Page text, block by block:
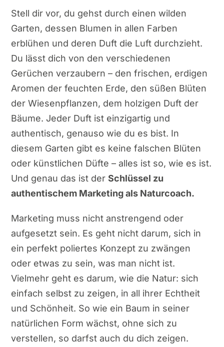
Stell dir vor, du gehst durch einen wilden
Garten, dessen Blumen in allen Farben
erblühen und deren Duft die Luft durchzieht.
Du lässt dich von den verschiedenen
Gerüchen verzaubern – den frischen, erdigen
Aromen der feuchten Erde, den süßen Blüten
der Wiesenpflanzen, dem holzigen Duft der
Bäume. Jeder Duft ist einzigartig und
authentisch, genauso wie du es bist. In
diesem Garten gibt es keine falschen Blüten
oder künstlichen Düfte – alles ist so, wie es ist.
Und genau das ist derSchlüssel zu
authentischem Marketing als Naturcoach.
Marketing muss nicht anstrengend oder
aufgesetzt sein. Es geht nicht darum, sich in
ein perfekt poliertes Konzept zu zwängen
oder etwas zu sein, was man nicht ist.
Vielmehr geht es darum, wie die Natur: sich
einfach selbst zu zeigen, in all ihrer Echtheit
und Schönheit. So wie ein Baum in seiner
natürlichen Form wächst, ohne sich zu
verstellen, so darfst auch du dich zeigen.